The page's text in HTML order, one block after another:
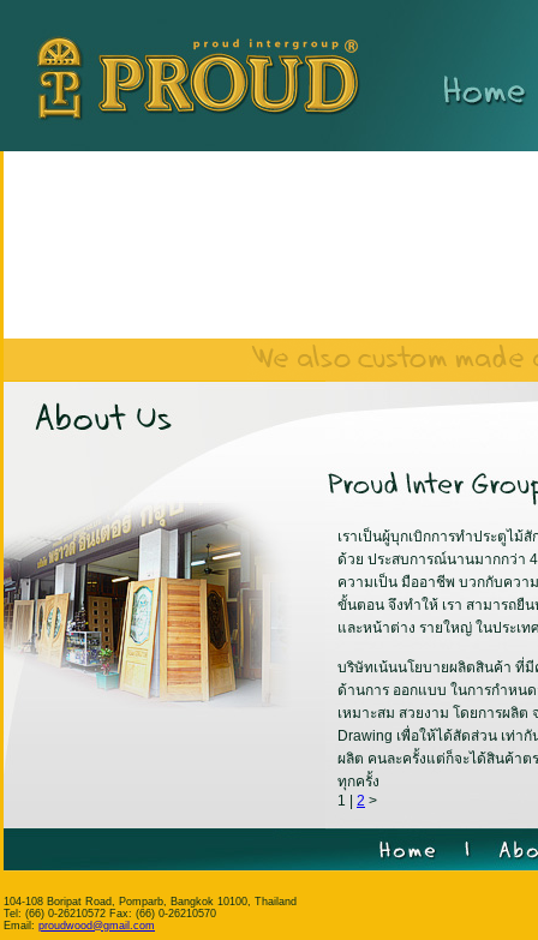
เราเป็นผู้บุกเบิกการทําประตูไม้
ด้วย ประสบการณ์นานมากกว่า
ความเป็น มืออาชีพ บวกกับความ
ขั้นตอน จึงทําให้ เรา สามารถยื
และหน้าต่าง รายใหญ่ ในประเ
บริษัทเน้นนโยบายผลิตสินค้า ที่
ด้านการ ออกแบบ ในการกําหน
เหมาะสม สวยงาม โดยการผลิต
Drawing เพื่อให้ได้สัดส่วน เท่า
ผลิต คนละครั้งแต่ก็จะได้สินค้าต
ทุกครั้ง
1 | 2 >
104-108 Boripat Road, Pomparb, Bangkok 10100, Thailand
Tel: (66) 0-26210572 Fax: (66) 0-26210570
Email: proudwood@gmail.com